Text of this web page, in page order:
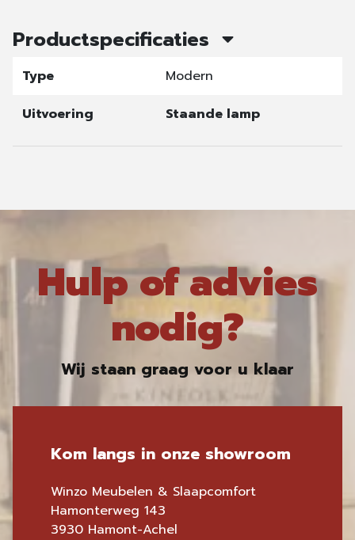
Productspecificaties
Type
Modern
Uitvoering
Staande lamp
Hulp of advies
nodig?
Wij staan graag voor u klaar
Kom langs in onze showroom
Winzo Meubelen & Slaapcomfort
Hamonterweg 143
3930 Hamont-Achel